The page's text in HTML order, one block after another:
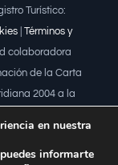
Turístico:
Términos y
colaboradora
de la Carta
2004 a la
en nuestra
informarte